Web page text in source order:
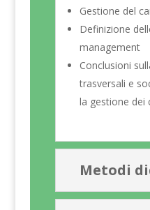
Gestione del
Definizione
management
Conclusioni
trasversali e
la gestione dei
Metodi